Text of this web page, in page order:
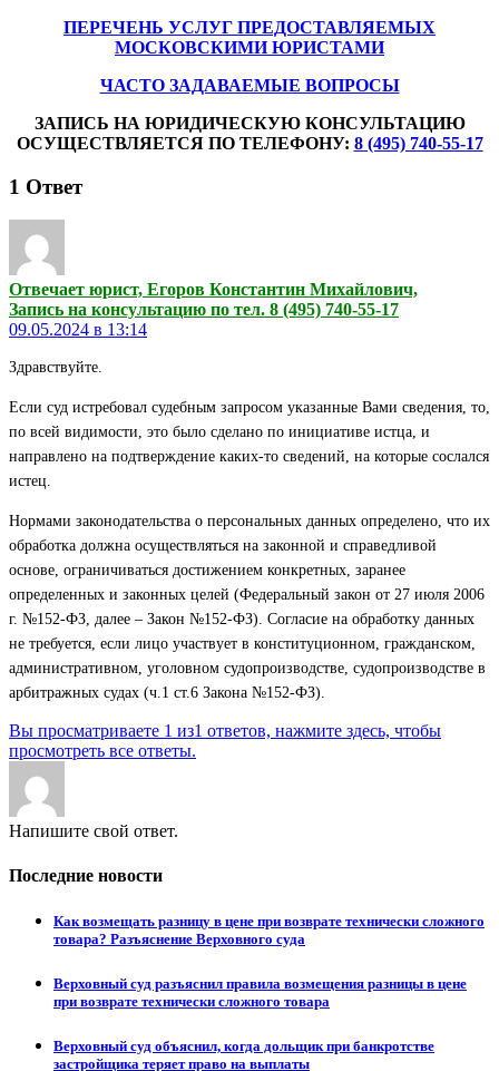
ПЕРЕЧЕНЬ УСЛУГ ПРЕДОСТАВЛЯЕМЫХ
МОСКОВСКИМИ ЮРИСТАМИ
ЧАСТО ЗАДАВАЕМЫЕ ВОПРОСЫ
ЗАПИСЬ НА ЮРИДИЧЕСКУЮ КОНСУЛЬТАЦИЮ
ОСУЩЕСТВЛЯЕТСЯ ПО ТЕЛЕФОНУ: 8 (495) 740-55-17
1 Ответ
Отвечает юрист, Егоров Константин Михайлович,
Запись на консультацию по тел. 8 (495) 740-55-17
09.05.2024 в 13:14
Здравствуйте.
Если суд истребовал судебным запросом указанные Вами сведения, то,
по всей видимости, это было сделано по инициативе истца, и
направлено на подтверждение каких-то сведений, на которые сослался
истец.
Нормами законодательства о персональных данных определено, что их
обработка должна осуществляться на законной и справедливой
основе, ограничиваться достижением конкретных, заранее
определенных и законных целей (Федеральный закон от 27 июля 2006
г. №152-ФЗ, далее – Закон №152-ФЗ). Согласие на обработку данных
не требуется, если лицо участвует в конституционном, гражданском,
административном, уголовном судопроизводстве, судопроизводстве в
арбитражных судах (ч.1 ст.6 Закона №152-ФЗ).
Вы просматриваете 1 из1 ответов, нажмите здесь, чтобы
просмотреть все ответы.
Напишите свой ответ.
Последние новости
Как возмещать разницу в цене при возврате технически сложного
товара? Разъяснение Верховного суда
Верховный суд разъяснил правила возмещения разницы в цене
при возврате технически сложного товара
Верховный суд объяснил, когда дольщик при банкротстве
застройщика теряет право на выплаты